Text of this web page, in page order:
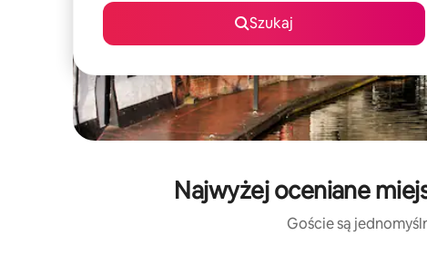
Szukaj
Najwyżej oceniane
Goście są